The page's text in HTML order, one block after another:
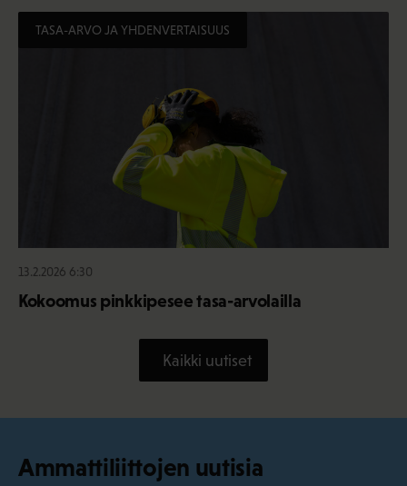
TASA-ARVO JA YHDENVERTAISUUS
13.2.2026 6:30
Kokoomus pinkkipesee tasa-arvolailla
Kaikki uutiset
Ammattiliittojen uutisia